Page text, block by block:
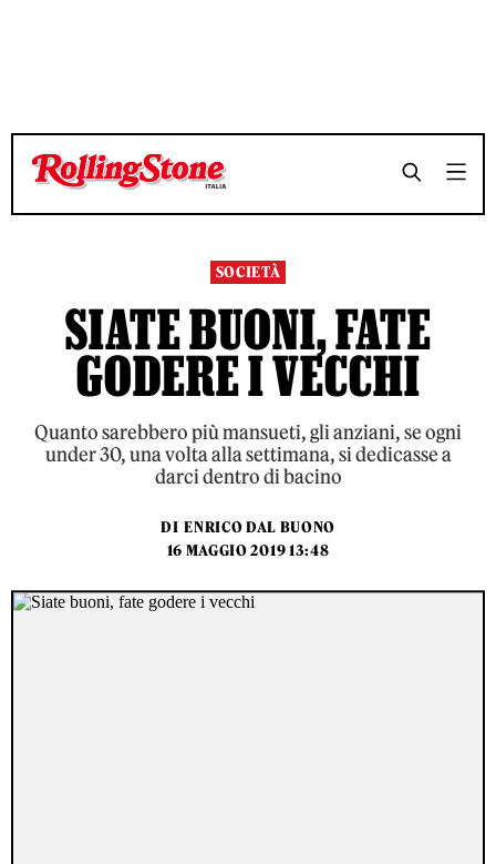
TEMPO DI LETTURA 6 MINUTI SHARE
TEMPO DI LETTURA 6 MINUTI SHARE
SOCIETÀ
SIATE BUONI, FATE
GODERE I VECCHI
Quanto sarebbero più mansueti, gli anziani, se ogni
under 30, una volta alla settimana, si dedicasse a
darci dentro di bacino
DI ENRICO DAL BUONO
16 MAGGIO 2019 13:48